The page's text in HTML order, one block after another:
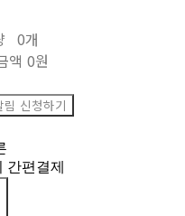
0개
액 0원
신청하기
간편결제